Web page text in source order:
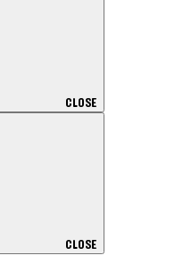
CLOSE
CLOSE